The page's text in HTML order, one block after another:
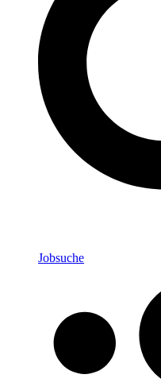
Jobsuche